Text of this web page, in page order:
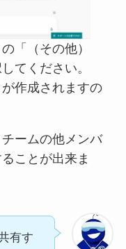
「（その他）
てください。
作成されますの
ームの他メンバ
ことが出来ま
有す